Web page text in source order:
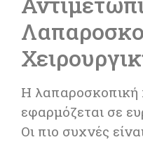
Η λαπαροσκοπική
εφαρμόζεται σε
Οι πιο συχνές